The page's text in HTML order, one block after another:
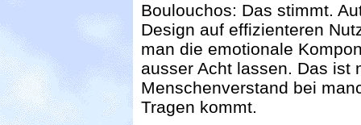
Boulouchos: Das stimmt.
Design auf effizienteren
man die emotionale
ausser Acht lassen. Das ist
Menschenverstand bei
Tragen kommt.